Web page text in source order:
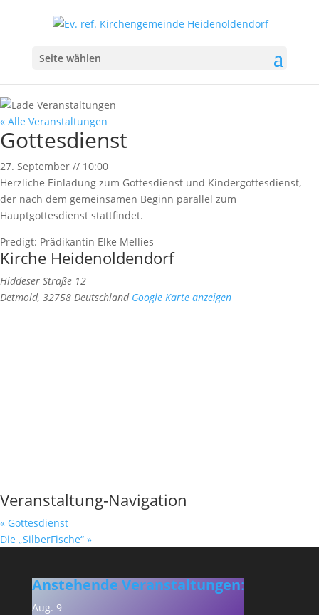
Seite wählen
« Alle Veranstaltungen
Gottesdienst
27. September // 10:00
Herzliche Einladung zum Gottesdienst und Kindergottesdienst,
der nach dem gemeinsamen Beginn parallel zum
Hauptgottesdienst stattfindet.
Predigt: Prädikantin Elke Mellies
Kirche Heidenoldendorf
Hiddeser Straße 12
Detmold, 32758 Deutschland Google Karte anzeigen
Veranstaltung-Navigation
« Gottesdienst
Die „SilberFische“ »
Anstehende Veranstaltungen:
Aug. 9